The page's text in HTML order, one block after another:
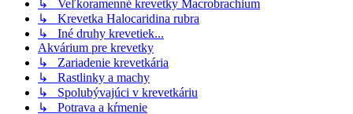
↳ Veľkoramenné krevetky Macrobrachium
↳ Krevetka Halocaridina rubra
↳ Iné druhy krevetiek...
Akvárium pre krevetky
↳ Zariadenie krevetkária
↳ Rastlinky a machy
↳ Spolubývajúci v krevetkáriu
↳ Potrava a kŕmenie